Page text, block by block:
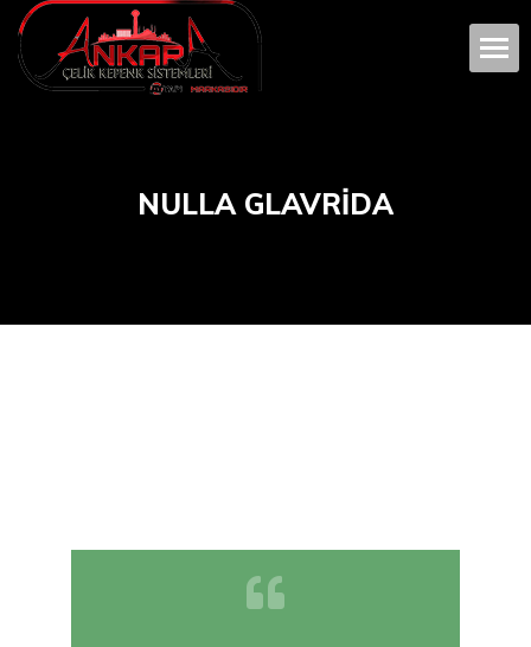
NULLA GLAVRIDA